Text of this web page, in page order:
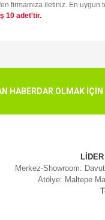
firmamıza iletiniz. En
10 adet'tir.
görüntülenemiyor.
HABERDAR OLMAK
Merkez-Showroom:
Atölye: Maltepe